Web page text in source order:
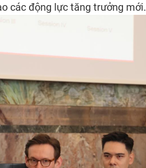
các động lực tăng trưởng mới.